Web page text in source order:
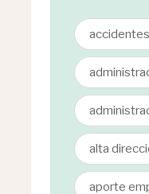
accidentes
alta
aporte